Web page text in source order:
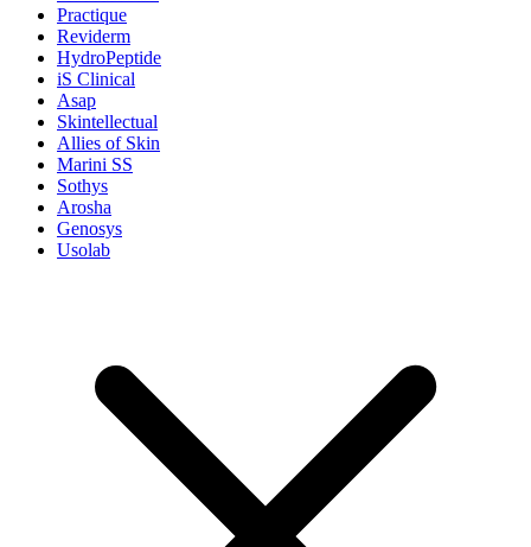
Practique
Reviderm
HydroPeptide
iS Clinical
Asap
Skintellectual
Allies of Skin
Marini SS
Sothys
Arosha
Genosys
Usolab